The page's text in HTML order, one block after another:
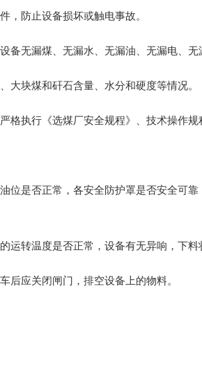
，防止设备损坏或触电事故。
备无漏煤、无漏水、无漏油、无漏电、无
大块煤和矸石含量、水分和硬度等情况。
执行《选煤厂安全规程》、技术操作规
位是否正常，各安全防护罩是否安全可
转温度是否正常，设备有无异响，下料
后应关闭闸门，排空设备上的物料‌。‌